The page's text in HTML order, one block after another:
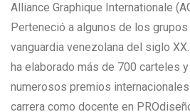
Alliance Graphique Internationale
Perteneció a algunos de los
vanguardia venezolana del siglo
ha elaborado más de 700 carteles
numerosos premios
carrera como docente en